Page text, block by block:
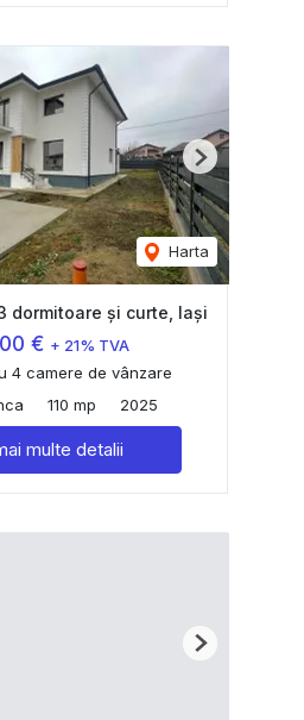
Harta
Next
dormitoare și curte, Iași
€ + 21% TVA
4 camere de vânzare
110 mp 2025
multe detalii
Next